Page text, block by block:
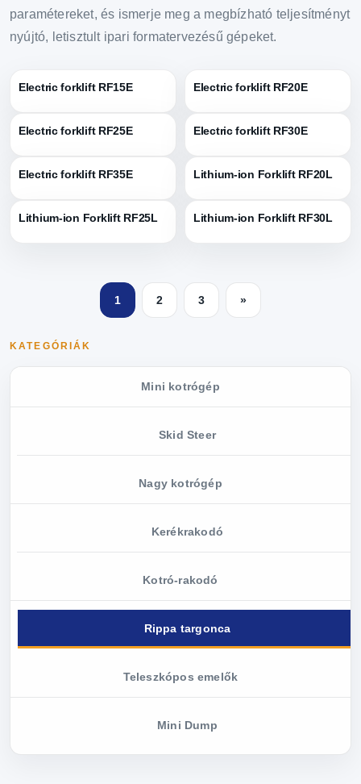
paramétereket, és ismerje meg a megbízható teljesítményt
nyújtó, letisztult ipari formatervezésű gépeket.
KATEGÓRIÁK
Mini kotrógép
Skid Steer
Nagy kotrógép
Kerékrakodó
Kotró-rakodó
Rippa targonca
Teleszkópos emelők
Mini Dump
Electric forklift RF15E Electric forklift RF20E
Electric forklift RF25E Electric forklift RF30E
Electric forklift RF35E Lithium-ion Forklift RF20L
Lithium-ion Forklift RF25L Lithium-ion Forklift RF30L
1 2 3 »